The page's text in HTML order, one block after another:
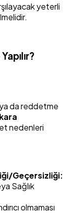
yeterli
da reddetme
nedenleri
Geçersizliği:
Sağlık
olmaması